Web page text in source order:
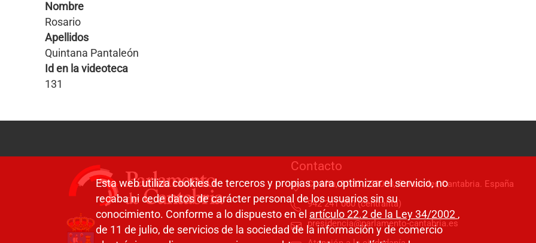
Nombre
Rosario
Apellidos
Quintana Pantaleón
Id en la videoteca
131
Contacto
C/ Alta, 31-33 / 39008, Santander, Cantabria. España
942 241 060 (centralita)
presidencia@parlamento-cantabria.es
Esta web utiliza cookies de terceros y propias para optimizar el servicio, no
recaba ni cede datos de carácter personal de los usuarios sin su
conocimiento. Conforme a lo dispuesto en el artículo 22.2 de la Ley 34/2002 ,
de 11 de julio, de servicios de la sociedad de la información y de comercio